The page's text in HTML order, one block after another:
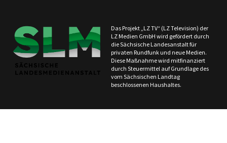
Das Projekt „LZ TV“ (LZ Television) der
LZ Medien GmbH wird gefördert durch
die Sächsische Landesanstalt für
privaten Rundfunk und neue Medien.
Diese Maßnahme wird mitfinanziert
durch Steuermittel auf Grundlage des
vom Sächsischen Landtag
beschlossenen Haushaltes.